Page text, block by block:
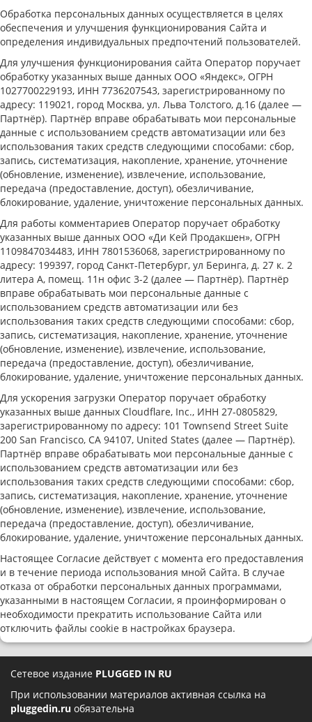
Обработка персональных данных осуществляется в целях
обеспечения и улучшения функционирования Сайта и
определения индивидуальных предпочтений пользователей.
Для улучшения функционирования сайта Оператор поручает
обработку указанных выше данных ООО «Яндекс», ОГРН
1027700229193, ИНН 7736207543, зарегистрированному по
адресу: 119021, город Москва, ул. Льва Толстого, д.16 (далее —
Партнёр). Партнёр вправе обрабатывать мои персональные
данные с использованием средств автоматизации или без
использования таких средств следующими способами: сбор,
запись, систематизация, накопление, хранение, уточнение
(обновление, изменение), извлечение, использование,
передача (предоставление, доступ), обезличивание,
блокирование, удаление, уничтожение персональных данных.
Для работы комментариев Оператор поручает обработку
указанных выше данных ООО «Ди Кей Продакшен», ОГРН
1109847034483, ИНН 7801536068, зарегистрированному по
адресу: 199397, город Санкт-Петербург, ул Беринга, д. 27 к. 2
литера А, помещ. 11н офис 3-2 (далее — Партнёр). Партнёр
вправе обрабатывать мои персональные данные с
использованием средств автоматизации или без
использования таких средств следующими способами: сбор,
запись, систематизация, накопление, хранение, уточнение
(обновление, изменение), извлечение, использование,
передача (предоставление, доступ), обезличивание,
блокирование, удаление, уничтожение персональных данных.
Для ускорения загрузки Оператор поручает обработку
указанных выше данных Cloudflare, Inc., ИНН 27-0805829,
зарегистрированному по адресу: 101 Townsend Street Suite
200 San Francisco, CA 94107, United States (далее — Партнёр).
Партнёр вправе обрабатывать мои персональные данные с
использованием средств автоматизации или без
использования таких средств следующими способами: сбор,
запись, систематизация, накопление, хранение, уточнение
(обновление, изменение), извлечение, использование,
передача (предоставление, доступ), обезличивание,
блокирование, удаление, уничтожение персональных данных.
Настоящее Согласие действует с момента его предоставления
и в течение периода использования мной Сайта. В случае
отказа от обработки персональных данных программами,
указанными в настоящем Согласии, я проинформирован о
необходимости прекратить использование Сайта или
отключить файлы cookie в настройках браузера.
Сетевое издание PLUGGED IN RU
При использовании материалов активная ссылка на
pluggedin.ru обязательна